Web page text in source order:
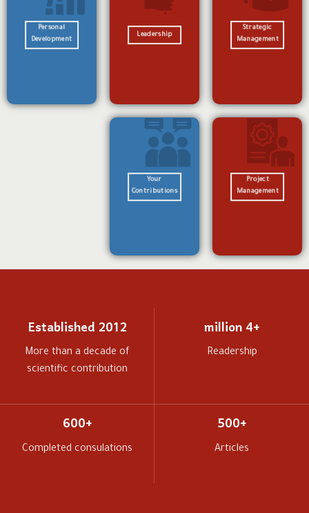
Strategic
Management
Leadership
Personal
Development
Project
Management
Your
Contributions
+4 million
Readership
Established 2012
More than a decade of
scientific contribution
+500
Articles
+600
Completed consulations